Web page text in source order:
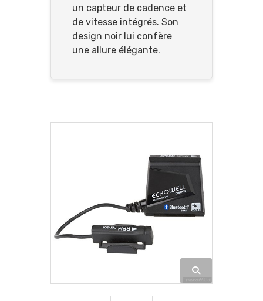
un capteur de cadence et
de vitesse intégrés. Son
design noir lui confère
une allure élégante.